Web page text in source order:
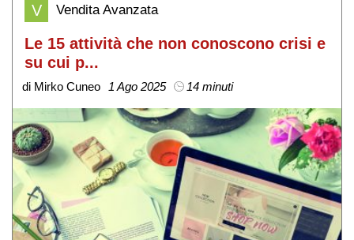
V Vendita Avanzata
Le 15 attività che non conoscono crisi e
su cui p...
di Mirko Cuneo 1 Ago 2025 14 minuti